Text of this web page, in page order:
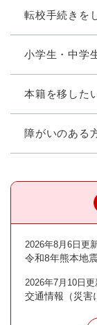
転校手続きを
小学生・中学
本籍を移した
障がいのある
2026年8月6日更
令和8年熊本地
2026年7月10日更
交通情報（災害